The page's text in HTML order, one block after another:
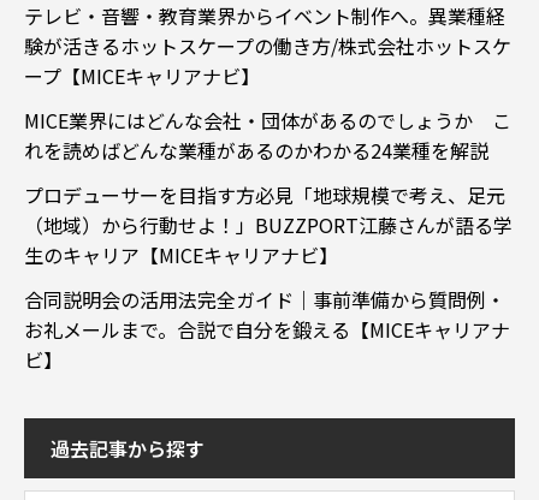
テレビ・音響・教育業界からイベント制作へ。異業種経
験が活きるホットスケープの働き方/株式会社ホットスケ
ープ【MICEキャリアナビ】
MICE業界にはどんな会社・団体があるのでしょうか こ
れを読めばどんな業種があるのかわかる24業種を解説
プロデューサーを目指す方必見「地球規模で考え、足元
（地域）から行動せよ！」BUZZPORT江藤さんが語る学
生のキャリア【MICEキャリアナビ】
合同説明会の活用法完全ガイド｜事前準備から質問例・
お礼メールまで。合説で自分を鍛える【MICEキャリアナ
ビ】
過去記事から探す